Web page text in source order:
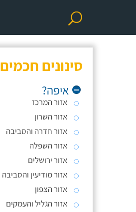
סינונים חכמים
איפה?
אזור המרכז
אזור השרון
אזור חדרה והסביבה
אזור השפלה
אזור ירושלים
אזור מודיעין והסביבה
אזור הצפון
אזור הגליל והעמקים